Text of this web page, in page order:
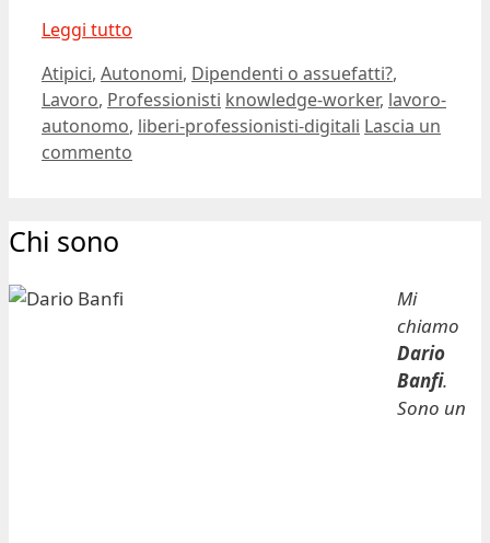
Leggi tutto
Categorie
Atipici, Autonomi, Dipendenti o assuefatti?,
Lavoro, Professionisti Tag
knowledge-worker, lavoro-
autonomo, liberi-professionisti-digitali Lascia un
commento
Chi sono
Mi
chiamo
Dario
Banfi.
Sono un